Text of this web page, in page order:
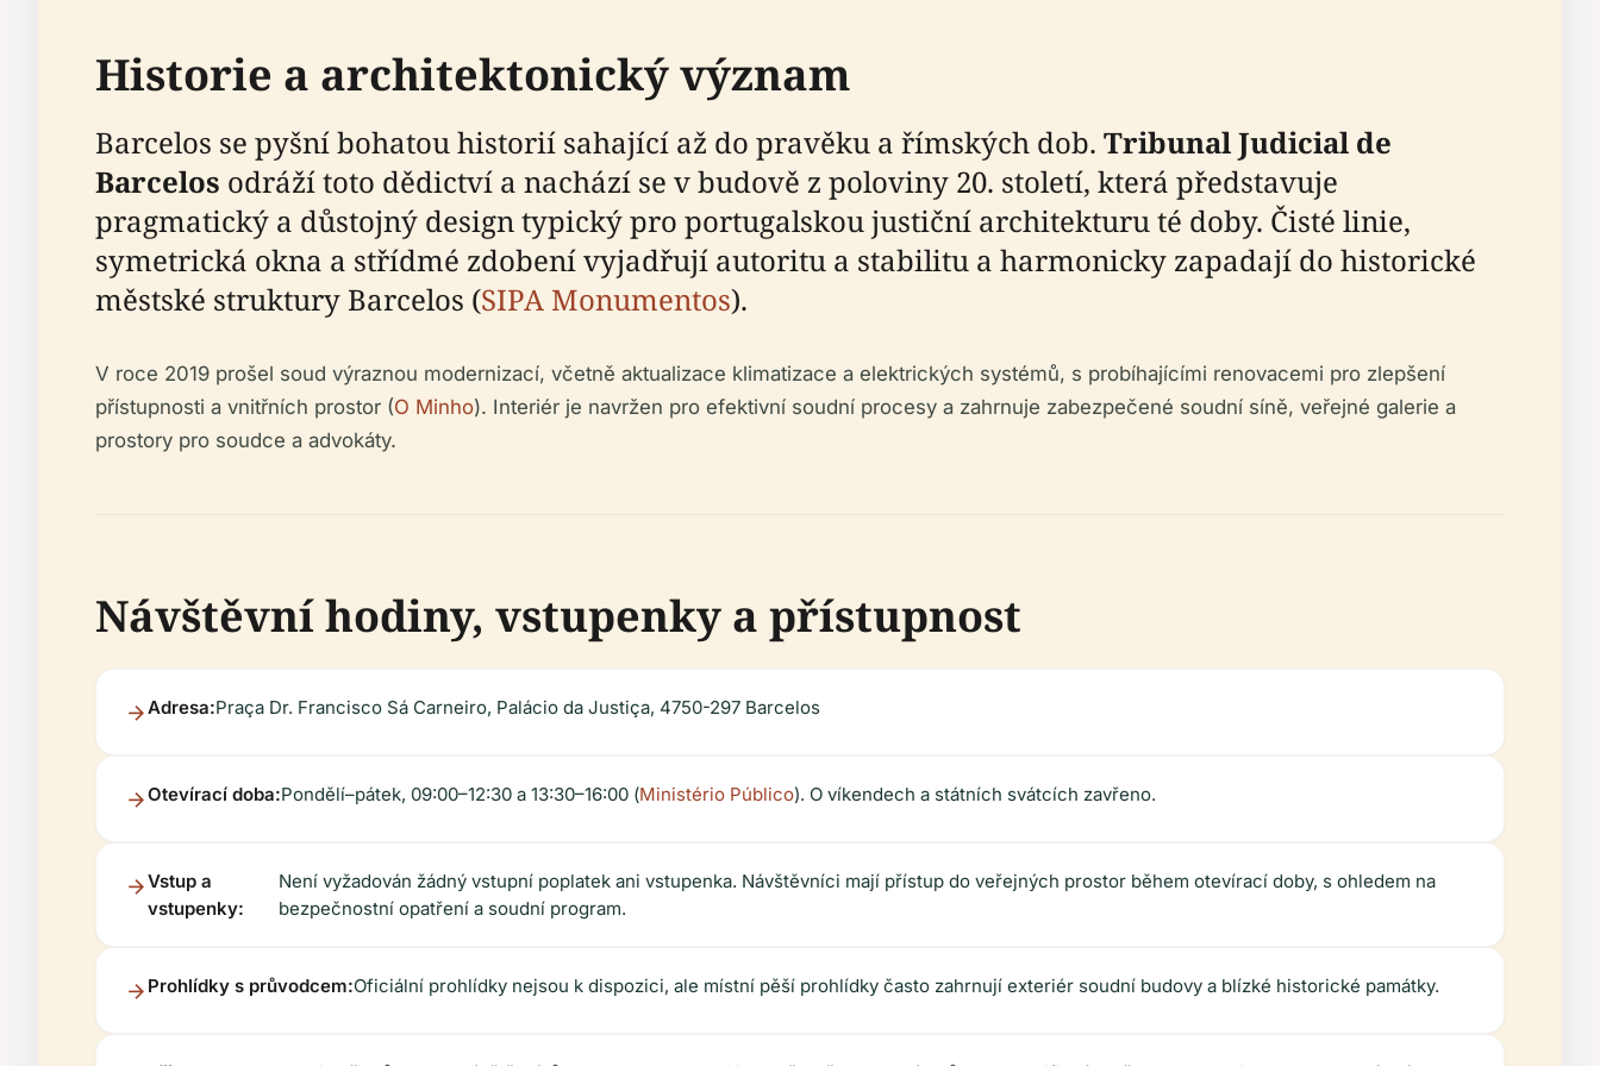
Historie a architektonický význam
Barcelos se pyšní bohatou historií sahající až do pravěku a římských dob. Tribunal Judicial de
Barcelos odráží toto dědictví a nachází se v budově z poloviny 20. století, která představuje
pragmatický a důstojný design typický pro portugalskou justiční architekturu té doby. Čisté linie,
symetrická okna a střídmé zdobení vyjadřují autoritu a stabilitu a harmonicky zapadají do historické
městské struktury Barcelos (SIPA Monumentos).
V roce 2019 prošel soud výraznou modernizací, včetně aktualizace klimatizace a elektrických systémů, s probíhajícími renovacemi pro zlepšení
přístupnosti a vnitřních prostor (O Minho). Interiér je navržen pro efektivní soudní procesy a zahrnuje zabezpečené soudní síně, veřejné galerie a
prostory pro soudce a advokáty.
Návštěvní hodiny, vstupenky a přístupnost
Adresa:Praça Dr. Francisco Sá Carneiro, Palácio da Justiça, 4750-297 Barcelos
Otevírací doba:Pondělí–pátek, 09:00–12:30 a 13:30–16:00 (Ministério Público). O víkendech a státních svátcích zavřeno.
Vstup a
vstupenky:
Není vyžadován žádný vstupní poplatek ani vstupenka. Návštěvníci mají přístup do veřejných prostor během otevírací doby, s ohledem na
bezpečnostní opatření a soudní program.
Prohlídky s průvodcem:Oficiální prohlídky nejsou k dispozici, ale místní pěší prohlídky často zahrnují exteriér soudní budovy a blízké historické památky.